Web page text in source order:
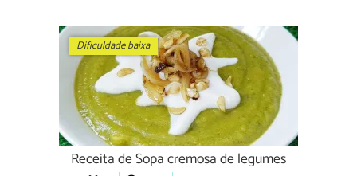
Dificuldade baixa
Receita de Sopa cremosa de legumes